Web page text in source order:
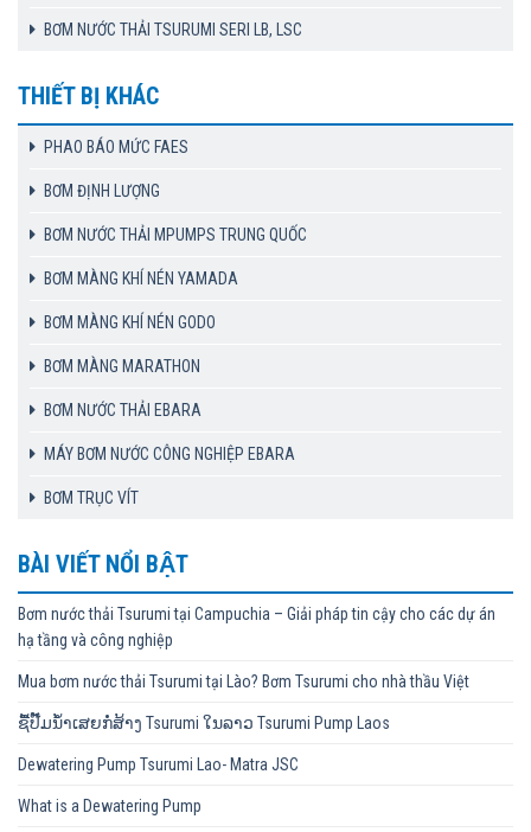
BƠM NƯỚC THẢI TSURUMI SERI LB, LSC
THIẾT BỊ KHÁC
PHAO BÁO MỨC FAES
BƠM ĐỊNH LƯỢNG
BƠM NƯỚC THẢI MPUMPS TRUNG QUỐC
BƠM MÀNG KHÍ NÉN YAMADA
BƠM MÀNG KHÍ NÉN GODO
BƠM MÀNG MARATHON
BƠM NƯỚC THẢI EBARA
MÁY BƠM NƯỚC CÔNG NGHIỆP EBARA
BƠM TRỤC VÍT
BÀI VIẾT NỔI BẬT
Bơm nước thải Tsurumi tại Campuchia – Giải pháp tin cậy cho các dự án
hạ tầng và công nghiệp
Mua bơm nước thải Tsurumi tại Lào? Bơm Tsurumi cho nhà thầu Việt
ຊື້ປັ໊ມນ້ຳເສຍກໍ່ສ້າງ Tsurumi ໃນລາວ Tsurumi Pump Laos
Dewatering Pump Tsurumi Lao- Matra JSC
What is a Dewatering Pump